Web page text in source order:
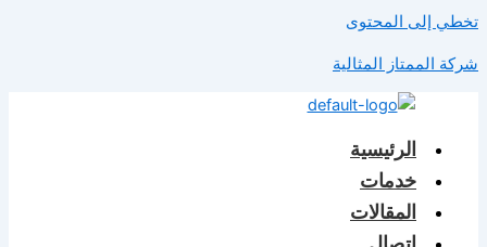
تخطي إلى المحتوى
شركة الممتاز المثالية
الرئيسية
خدمات
المقالات